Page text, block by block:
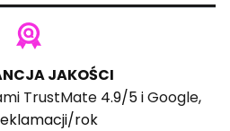
JAKOŚCI
TrustMate4.9/5 iGoogle,
rok